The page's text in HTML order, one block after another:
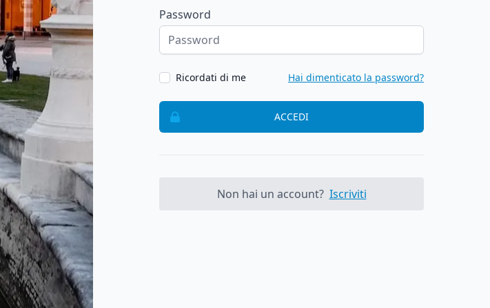
Password
Ricordati di me Hai dimenticato la password?
ACCEDI
Non hai un account? Iscriviti